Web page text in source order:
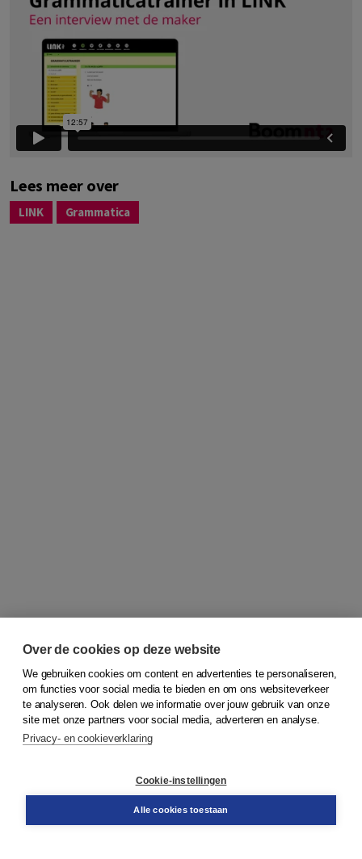
Lees meer over
LINK Grammatica
© 2026Koninklijke Boom uitgevers
Bestellen
Over de cookies op deze website
We gebruiken cookies om content en advertenties te personaliseren,
om functies voor social media te bieden en om ons websiteverkeer
te analyseren. Ook delen we informatie over jouw gebruik van onze
site met onze partners voor social media, adverteren en analyse.
Privacy- en cookieverklaring
Cookie-instellingen
Alle cookies toestaan